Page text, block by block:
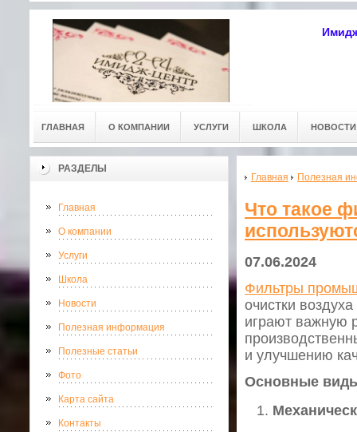
ГЛАВНАЯ О КОМПАНИИ УСЛУГИ ШКОЛА НОВОСТИ
РАЗДЕЛЫ
Главная
О компании
Услуги
Школа
Новости
Полезная информация
Полезные статьи
Фото
Карта сайта
Контакты
Главная Полезная
Что такое
07.06.2024
Фильтры
очистки
играют важную
и улучшению
Основные